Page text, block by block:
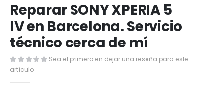
al
comienzo
de
la
galería
de
imágenes
Reparar SONY XPERIA 5
IV en Barcelona. Servicio
técnico cerca de mí
Sea el primero en dejar una reseña para este
artículo